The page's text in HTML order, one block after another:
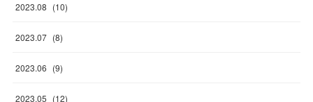
2023.08 (10)
2023.07 (8)
2023.06 (9)
2023.05 (12)